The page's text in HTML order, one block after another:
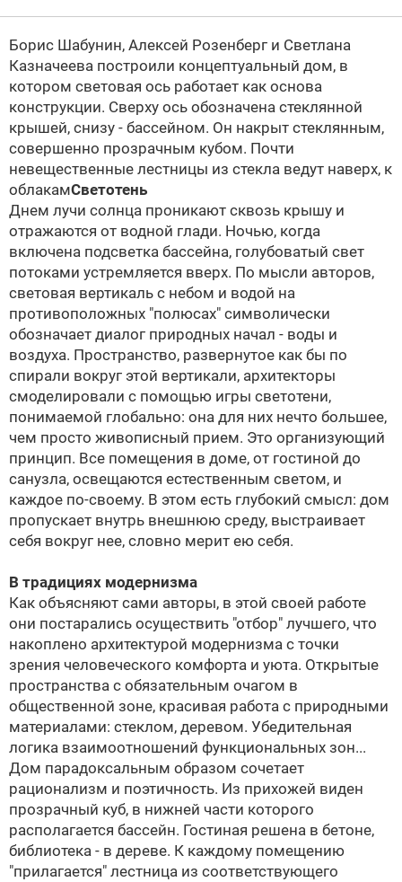
Борис Шабунин, Алексей Розенберг и Светлана
Казначеева построили концептуальный дом, в
котором световая ось работает как основа
конструкции. Сверху ось обозначена стеклянной
крышей, снизу - бассейном. Он накрыт стеклянным,
совершенно прозрачным кубом. Почти
невещественные лестницы из стекла ведут наверх, к
облакамСветотень
Днем лучи солнца проникают сквозь крышу и
отражаются от водной глади. Ночью, когда
включена подсветка бассейна, голубоватый свет
потоками устремляется вверх. По мысли авторов,
световая вертикаль с небом и водой на
противоположных "полюсах" символически
обозначает диалог природных начал - воды и
воздуха. Пространство, развернутое как бы по
спирали вокруг этой вертикали, архитекторы
смоделировали с помощью игры светотени,
понимаемой глобально: она для них нечто большее,
чем просто живописный прием. Это организующий
принцип. Все помещения в доме, от гостиной до
санузла, освещаются естественным светом, и
каждое по-своему. В этом есть глубокий смысл: дом
пропускает внутрь внешнюю среду, выстраивает
себя вокруг нее, словно мерит ею себя.
В традициях модернизма
Как объясняют сами авторы, в этой своей работе
они постарались осуществить "отбор" лучшего, что
накоплено архитектурой модернизма с точки
зрения человеческого комфорта и уюта. Открытые
пространства с обязательным очагом в
общественной зоне, красивая работа с природными
материалами: стеклом, деревом. Убедительная
логика взаимоотношений функциональных зон...
Дом парадоксальным образом сочетает
рационализм и поэтичность. Из прихожей виден
прозрачный куб, в нижней части которого
располагается бассейн. Гостиная решена в бетоне,
библиотека - в дереве. К каждому помещению
"прилагается" лестница из соответствующего